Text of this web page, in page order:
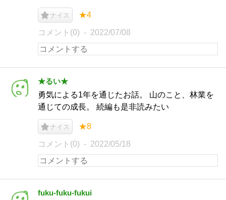
ナイス ★4
コメント(0) 2022/07/08
★るい★
勇気による1年を通じたお話。 山のこと、林業を
通じての成長。 続編も是非読みたい
ナイス ★8
コメント(0) 2022/05/18
fuku-fuku-fukui